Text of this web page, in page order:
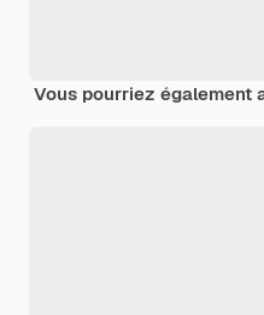
Vous pourriez également